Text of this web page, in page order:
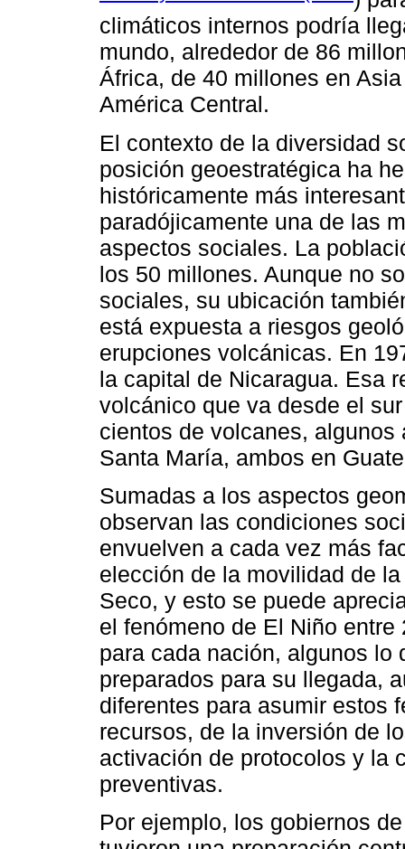
climáticos internos podría
mundo, alrededor de 86
África, de 40 millones en
América Central.
El contexto de la diversidad
posición geoestratégica ha
históricamente más
paradójicamente una de las
aspectos sociales. La
los 50 millones. Aunque no
sociales, su ubicación
está expuesta a riesgos
erupciones volcánicas. En
la capital de Nicaragua. Esa
volcánico que va desde el
cientos de volcanes,
Santa María, ambos en
Sumadas a los aspectos
observan las condiciones
envuelven a cada vez más
elección de la movilidad de
Seco, y esto se puede
el fenómeno de El Niño
para cada nación, algunos lo
preparados para su llegada,
diferentes para asumir estos
recursos, de la inversión de
activación de protocolos y la
preventivas.
Por ejemplo, los gobiernos